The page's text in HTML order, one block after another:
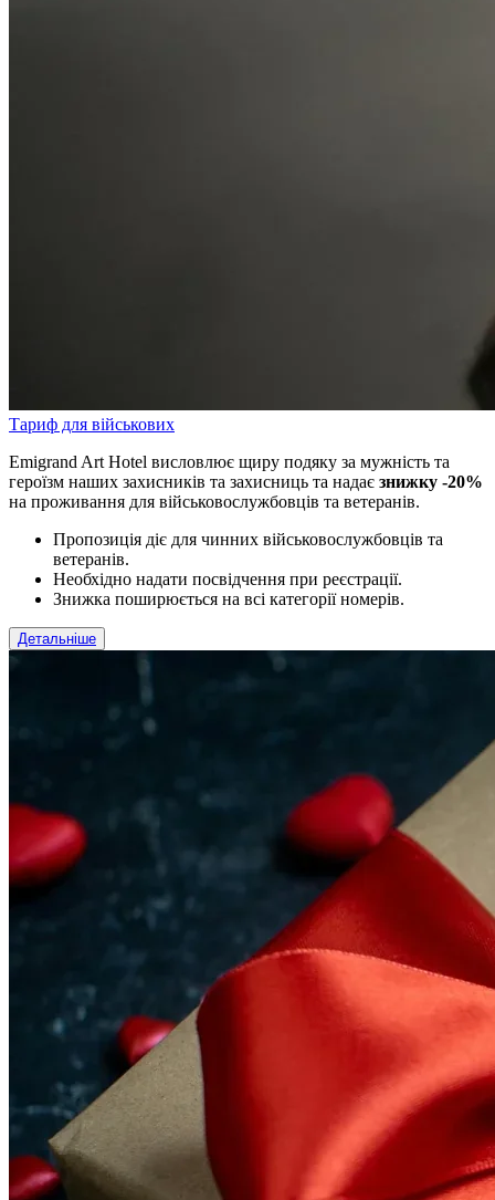
Тариф для військових
Emigrand Art Hotel висловлює щиру подяку за мужність та
героїзм наших захисників та захисниць та надає знижку -20%
на проживання для військовослужбовців та ветеранів.
Пропозиція діє для чинних військовослужбовців та
ветеранів.
Необхідно надати посвідчення при реєстрації.
Знижка поширюється на всі категорії номерів.
Детальніше